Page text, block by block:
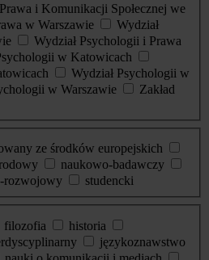
i Komunikacji Społecznej we
w Warszawie
Wydział
Wydział Psychologii i Prawa
w Katowicach
Wydział Psychologii w
w Warszawie
Zakład
ze środków europejskich
naukowo-badawczy
rozwojowy
studencki
filozofia
historia
językoznawstwo